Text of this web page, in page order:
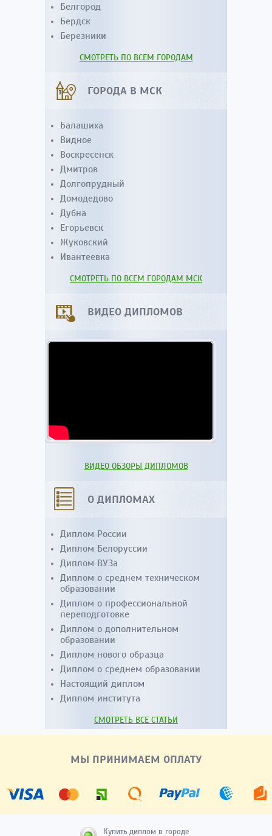
Белгород
Бердск
Березники
СМОТРЕТЬ ПО ВСЕМ ГОРОДАМ
ГОРОДА В МСК
Балашиха
Видное
Воскресенск
Дмитров
Долгопрудный
Домодедово
Дубна
Егорьевск
Жуковский
Ивантеевка
СМОТРЕТЬ ПО ВСЕМ ГОРОДАМ МСК
ВИДЕО ДИПЛОМОВ
ВИДЕО ОБЗОРЫ ДИПЛОМОВ
О ДИПЛОМАХ
Диплом России
Диплом Белоруссии
Диплом ВУЗа
Диплом о среднем техническом
образовании
Диплом о профессиональной
переподготовке
Диплом о дополнительном
образовании
Диплом нового образца
Диплом о среднем образовании
Настоящий диплом
Диплом института
СМОТРЕТЬ ВСЕ СТАТЬИ
МЫ ПРИНИМАЕМ ОПЛАТУ
Купить диплом в городе